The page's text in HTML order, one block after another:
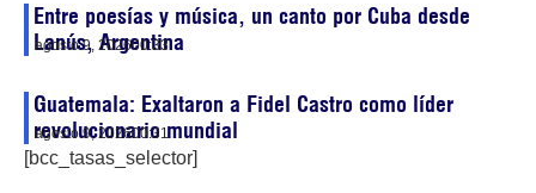
Entre poesías y música, un canto por Cuba desde
Lanús, Argentina
agosto 9, 202600:33
Guatemala: Exaltaron a Fidel Castro como líder
revolucionario mundial
agosto 9, 202600:31
[bcc_tasas_selector]